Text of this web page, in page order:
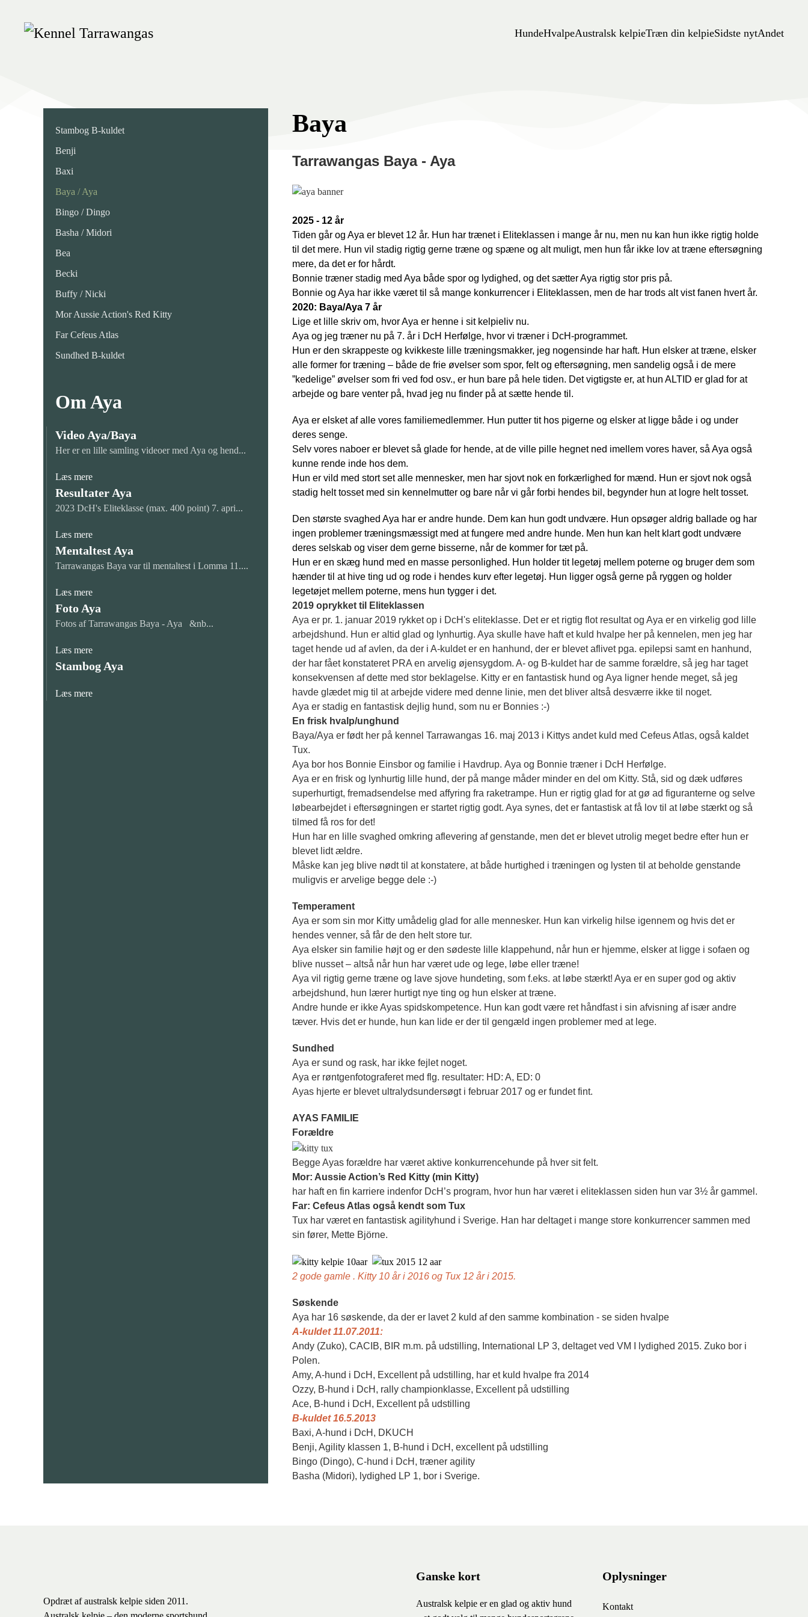
Skip
HundeHvalpeAustralsk kelpieTræn din kelpieSidste nytAndet
Stambog B-kuldet
Benji
Baxi
Baya / Aya
Bingo / Dingo
Basha / Midori
Bea
Becki
Buffy / Nicki
Mor Aussie Action's Red Kitty
Far Cefeus Atlas
Sundhed B-kuldet
Om Aya
Video Aya/Baya
Her er en lille samling videoer med Aya og hend...
Læs mere
Resultater Aya
2023 DcH's Eliteklasse (max. 400 point) 7. apri...
Læs mere
Mentaltest Aya
Tarrawangas Baya var til mentaltest i Lomma 11....
Læs mere
Foto Aya
Fotos af Tarrawangas Baya - Aya &nb...
Læs mere
Stambog Aya
Læs mere
Baya
Tarrawangas Baya - Aya
2025 - 12 år
Tiden går og Aya er blevet 12 år. Hun har trænet i Eliteklassen i mange år nu, men nu kan hun ikke rigtig holde
til det mere. Hun vil stadig rigtig gerne træne og spæne og alt muligt, men hun får ikke lov at træne eftersøgning
mere, da det er for hårdt.
Bonnie træner stadig med Aya både spor og lydighed, og det sætter Aya rigtig stor pris på.
Bonnie og Aya har ikke været til så mange konkurrencer i Eliteklassen, men de har trods alt vist fanen hvert år.
2020: Baya/Aya 7 år
Lige et lille skriv om, hvor Aya er henne i sit kelpieliv nu.
Aya og jeg træner nu på 7. år i DcH Herfølge, hvor vi træner i DcH-programmet.
Hun er den skrappeste og kvikkeste lille træningsmakker, jeg nogensinde har haft. Hun elsker at træne, elsker
alle former for træning – både de frie øvelser som spor, felt og eftersøgning, men sandelig også i de mere
”kedelige” øvelser som fri ved fod osv., er hun bare på hele tiden. Det vigtigste er, at hun ALTID er glad for at
arbejde og bare venter på, hvad jeg nu finder på at sætte hende til.
Aya er elsket af alle vores familiemedlemmer. Hun putter tit hos pigerne og elsker at ligge både i og under
deres senge.
Selv vores naboer er blevet så glade for hende, at de ville pille hegnet ned imellem vores haver, så Aya også
kunne rende inde hos dem.
Hun er vild med stort set alle mennesker, men har sjovt nok en forkærlighed for mænd. Hun er sjovt nok også
stadig helt tosset med sin kennelmutter og bare når vi går forbi hendes bil, begynder hun at logre helt tosset.
Den største svaghed Aya har er andre hunde. Dem kan hun godt undvære. Hun opsøger aldrig ballade og har
ingen problemer træningsmæssigt med at fungere med andre hunde. Men hun kan helt klart godt undvære
deres selskab og viser dem gerne bisserne, når de kommer for tæt på.
Hun er en skæg hund med en masse personlighed. Hun holder tit legetøj mellem poterne og bruger dem som
hænder til at hive ting ud og rode i hendes kurv efter legetøj. Hun ligger også gerne på ryggen og holder
legetøjet mellem poterne, mens hun tygger i det.
2019 oprykket til Eliteklassen
Aya er pr. 1. januar 2019 rykket op i DcH's eliteklasse. Det er et rigtig flot resultat og Aya er en virkelig god lille
arbejdshund. Hun er altid glad og lynhurtig. Aya skulle have haft et kuld hvalpe her på kennelen, men jeg har
taget hende ud af avlen, da der i A-kuldet er en hanhund, der er blevet aflivet pga. epilepsi samt en hanhund,
der har fået konstateret PRA en arvelig øjensygdom. A- og B-kuldet har de samme forældre, så jeg har taget
konsekvensen af dette med stor beklagelse. Kitty er en fantastisk hund og Aya ligner hende meget, så jeg
havde glædet mig til at arbejde videre med denne linie, men det bliver altså desværre ikke til noget.
Aya er stadig en fantastisk dejlig hund, som nu er Bonnies :-)
En frisk hvalp/unghund
Baya/Aya er født her på kennel Tarrawangas 16. maj 2013 i Kittys andet kuld med Cefeus Atlas, også kaldet
Tux.
Aya bor hos Bonnie Einsbor og familie i Havdrup. Aya og Bonnie træner i DcH Herfølge.
Aya er en frisk og lynhurtig lille hund, der på mange måder minder en del om Kitty. Stå, sid og dæk udføres
superhurtigt, fremadsendelse med affyring fra raketrampe. Hun er rigtig glad for at gø ad figuranterne og selve
løbearbejdet i eftersøgningen er startet rigtig godt. Aya synes, det er fantastisk at få lov til at løbe stærkt og så
tilmed få ros for det!
Hun har en lille svaghed omkring aflevering af genstande, men det er blevet utrolig meget bedre efter hun er
blevet lidt ældre.
Måske kan jeg blive nødt til at konstatere, at både hurtighed i træningen og lysten til at beholde genstande
muligvis er arvelige begge dele :-)
Temperament
Aya er som sin mor Kitty umådelig glad for alle mennesker. Hun kan virkelig hilse igennem og hvis det er
hendes venner, så får de den helt store tur.
Aya elsker sin familie højt og er den sødeste lille klappehund, når hun er hjemme, elsker at ligge i sofaen og
blive nusset – altså når hun har været ude og lege, løbe eller træne!
Aya vil rigtig gerne træne og lave sjove hundeting, som f.eks. at løbe stærkt! Aya er en super god og aktiv
arbejdshund, hun lærer hurtigt nye ting og hun elsker at træne.
Andre hunde er ikke Ayas spidskompetence. Hun kan godt være ret håndfast i sin afvisning af især andre
tæver. Hvis det er hunde, hun kan lide er der til gengæld ingen problemer med at lege.
Sundhed
Aya er sund og rask, har ikke fejlet noget.
Aya er røntgenfotograferet med flg. resultater: HD: A, ED: 0
Ayas hjerte er blevet ultralydsundersøgt i februar 2017 og er fundet fint.
AYAS FAMILIE
Forældre
Begge Ayas forældre har været aktive konkurrencehunde på hver sit felt.
Mor: Aussie Action’s Red Kitty (min Kitty)
har haft en fin karriere indenfor DcH’s program, hvor hun har været i eliteklassen siden hun var 3½ år gammel.
Far: Cefeus Atlas også kendt som Tux
Tux har været en fantastisk agilityhund i Sverige. Han har deltaget i mange store konkurrencer sammen med
sin fører, Mette Björne.
2 gode gamle . Kitty 10 år i 2016 og Tux 12 år i 2015.
Søskende
Aya har 16 søskende, da der er lavet 2 kuld af den samme kombination - se siden hvalpe
A-kuldet 11.07.2011:
Andy (Zuko), CACIB, BIR m.m. på udstilling, International LP 3, deltaget ved VM I lydighed 2015. Zuko bor i
Polen.
Amy, A-hund i DcH, Excellent på udstilling, har et kuld hvalpe fra 2014
Ozzy, B-hund i DcH, rally championklasse, Excellent på udstilling
Ace, B-hund i DcH, Excellent på udstilling
B-kuldet 16.5.2013
Baxi, A-hund i DcH, DKUCH
Benji, Agility klassen 1, B-hund i DcH, excellent på udstilling
Bingo (Dingo), C-hund i DcH, træner agility
Basha (Midori), lydighed LP 1, bor i Sverige.
Opdræt af australsk kelpie siden 2011.
Ganske kort
Australsk kelpie er en glad og aktiv hund
Oplysninger
Kontakt